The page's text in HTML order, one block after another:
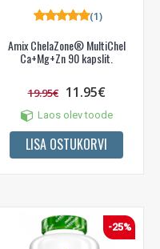
Amix ChelaZone® MultiChel
Ca+Mg+Zn 90 kapslit.
(1)
19.95€ 11.95€
Laos olev toode
LISA OSTUKORVI
-25%